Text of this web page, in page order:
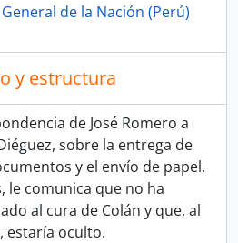
de la Nación (Perú)
y estructura
de José Romero a
sobre la entrega de
y el envío de papel.
le comunica que no ha
al cura de Colán y que, al
estaría oculto.